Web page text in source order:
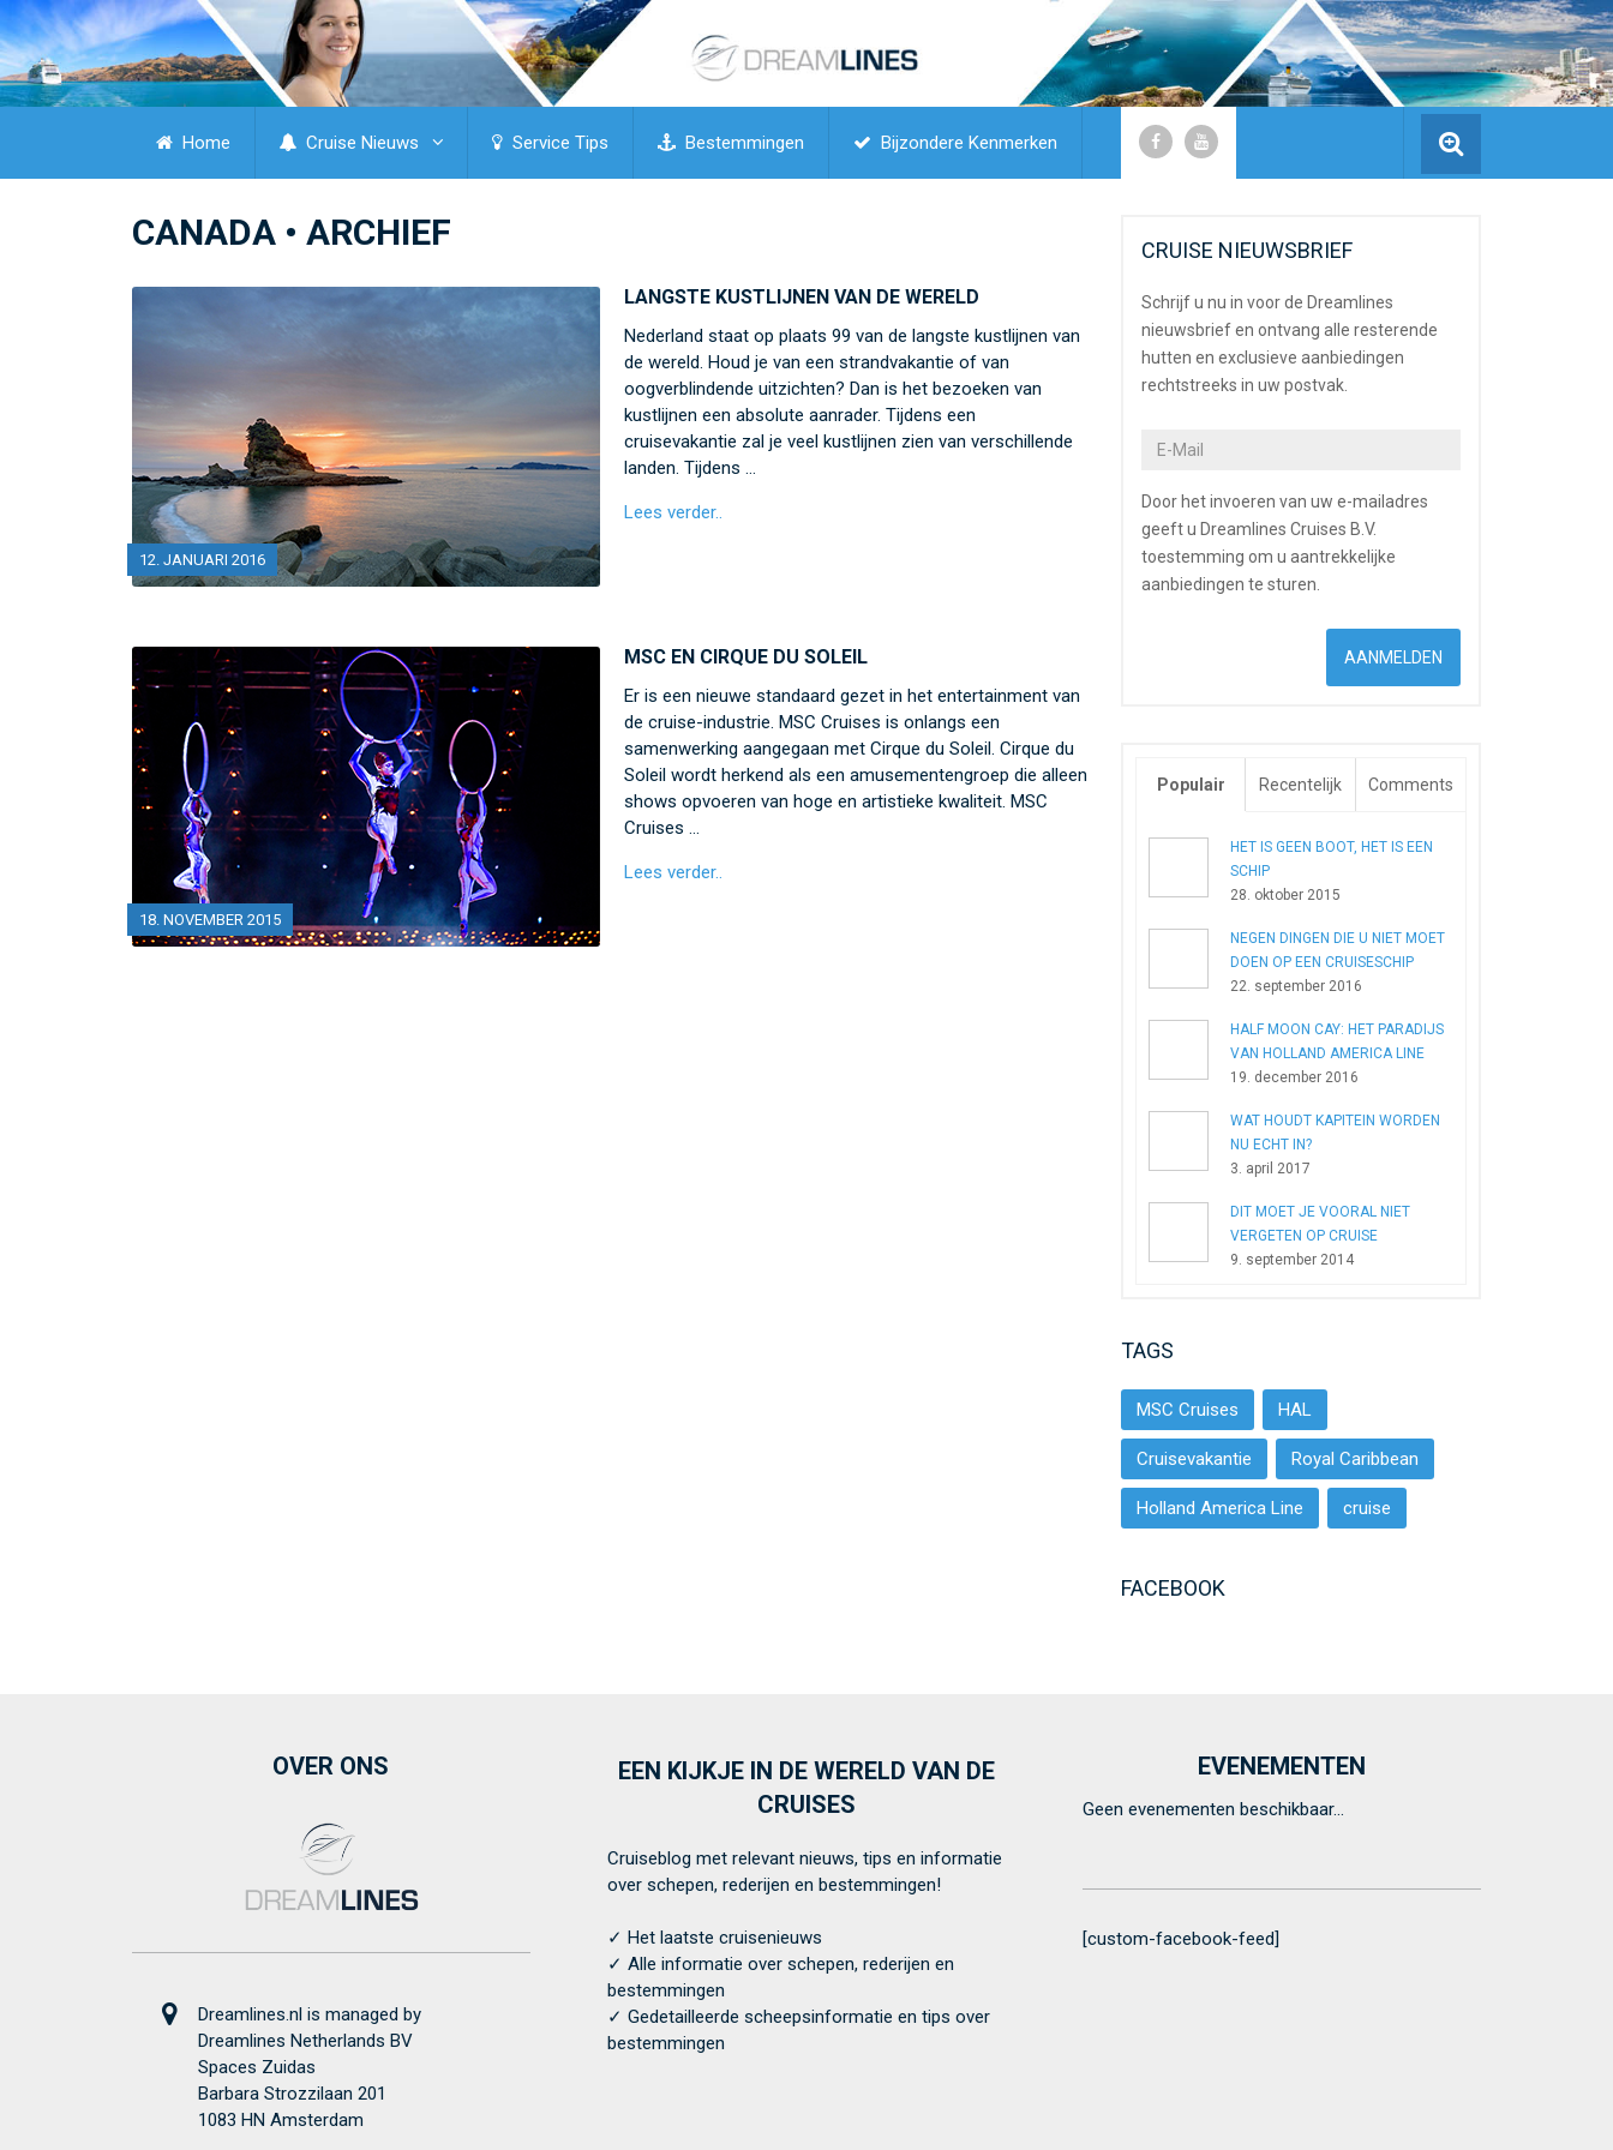
Home Cruise Nieuws Service Tips Bestemmingen Bijzondere Kenmerken
CANADA • ARCHIEF
12. JANUARI 2016
LANGSTE KUSTLIJNEN VAN DE WERELD
Nederland staat op plaats 99 van de langste kustlijnen van
de wereld. Houd je van een strandvakantie of van
oogverblindende uitzichten? Dan is het bezoeken van
kustlijnen een absolute aanrader. Tijdens een
cruisevakantie zal je veel kustlijnen zien van verschillende
landen. Tijdens …
Lees verder..
18. NOVEMBER 2015
MSC EN CIRQUE DU SOLEIL
Er is een nieuwe standaard gezet in het entertainment van
de cruise-industrie. MSC Cruises is onlangs een
samenwerking aangegaan met Cirque du Soleil. Cirque du
Soleil wordt herkend als een amusementengroep die alleen
shows opvoeren van hoge en artistieke kwaliteit. MSC
Cruises …
Lees verder..
CRUISE NIEUWSBRIEF
Schrijf u nu in voor de Dreamlines
nieuwsbrief en ontvang alle resterende
hutten en exclusieve aanbiedingen
rechtstreeks in uw postvak.
Door het invoeren van uw e-mailadres
geeft u Dreamlines Cruises B.V.
toestemming om u aantrekkelijke
aanbiedingen te sturen.
Populair Recentelijk Comments
HET IS GEEN BOOT, HET IS EEN
SCHIP
28. oktober 2015
NEGEN DINGEN DIE U NIET MOET
DOEN OP EEN CRUISESCHIP
22. september 2016
HALF MOON CAY: HET PARADIJS
VAN HOLLAND AMERICA LINE
19. december 2016
WAT HOUDT KAPITEIN WORDEN
NU ECHT IN?
3. april 2017
DIT MOET JE VOORAL NIET
VERGETEN OP CRUISE
9. september 2014
TAGS
MSC Cruises HAL
Cruisevakantie Royal Caribbean
Holland America Line cruise
FACEBOOK
OVER ONS
Dreamlines.nl is managed by
Dreamlines Netherlands BV
Spaces Zuidas
Barbara Strozzilaan 201
1083 HN Amsterdam
EEN KIJKJE IN DE WERELD VAN DE
CRUISES
Cruiseblog met relevant nieuws, tips en informatie
over schepen, rederijen en bestemmingen!
✓ Het laatste cruisenieuws
✓ Alle informatie over schepen, rederijen en
bestemmingen
✓ Gedetailleerde scheepsinformatie en tips over
bestemmingen
EVENEMENTEN
Geen evenementen beschikbaar...
[custom-facebook-feed]